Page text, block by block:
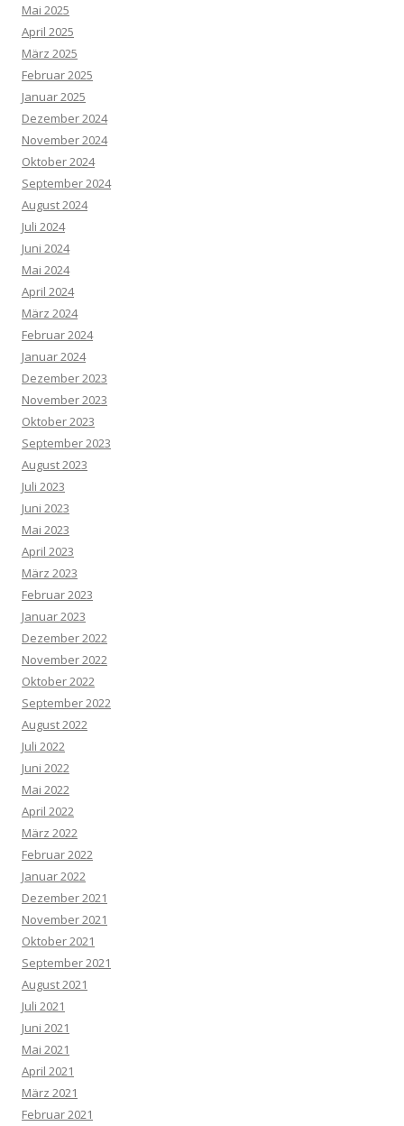
Mai 2025
April 2025
März 2025
Februar 2025
Januar 2025
Dezember 2024
November 2024
Oktober 2024
September 2024
August 2024
Juli 2024
Juni 2024
Mai 2024
April 2024
März 2024
Februar 2024
Januar 2024
Dezember 2023
November 2023
Oktober 2023
September 2023
August 2023
Juli 2023
Juni 2023
Mai 2023
April 2023
März 2023
Februar 2023
Januar 2023
Dezember 2022
November 2022
Oktober 2022
September 2022
August 2022
Juli 2022
Juni 2022
Mai 2022
April 2022
März 2022
Februar 2022
Januar 2022
Dezember 2021
November 2021
Oktober 2021
September 2021
August 2021
Juli 2021
Juni 2021
Mai 2021
April 2021
März 2021
Februar 2021